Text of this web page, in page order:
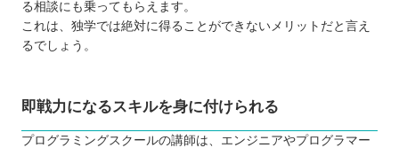
る相談にも乗ってもらえます。
これは、独学では絶対に得ることができないメリットだと言え
るでしょう。
即戦力になるスキルを身に付けられる
プログラミングスクールの講師は、エンジニアやプログラマー